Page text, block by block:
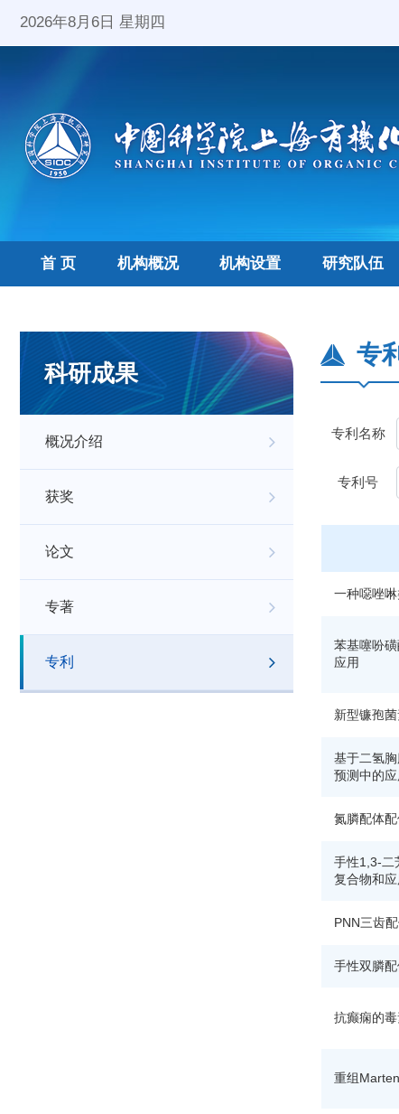
2026年8月6日 星期四
首 页 机构概况 机构设置 研究队伍
科研成果
概况介绍
获奖
论文
专著
专利
专
专利名称
专利号
一种噁唑
苯基噻吩
应用
新型镰孢
基于二氢
预测中的应
氮膦配体
手性1,3-二
复合物和应
PNN三齿
手性双膦
抗癫痫的
重组